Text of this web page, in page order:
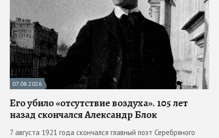
07.08.2026
Его убило «отсутствие воздуха». 105 лет
назад скончался Александр Блок
7 августа 1921 года скончался главный поэт Серебряного